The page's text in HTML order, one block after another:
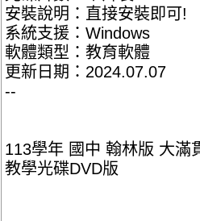
安裝說明：直接安裝即可!
系統支援：Windows
軟體類型：教育軟體
更新日期：2024.07.07
--
113學年 國中 翰林版 大滿
教學光碟DVD版